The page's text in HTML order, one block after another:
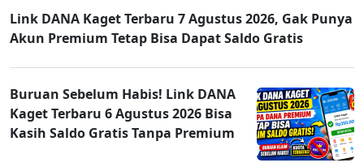
Link DANA Kaget Terbaru 7 Agustus 2026, Gak Punya
Akun Premium Tetap Bisa Dapat Saldo Gratis
Buruan Sebelum Habis! Link DANA
Kaget Terbaru 6 Agustus 2026 Bisa
Kasih Saldo Gratis Tanpa Premium